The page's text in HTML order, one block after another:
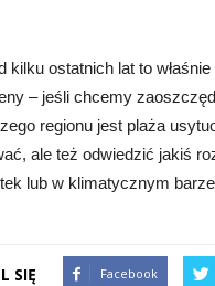
kilku ostatnich lat to
– jeśli chcemy
regionu jest plaża
ale też odwiedzić jakiś
lub w klimatycznym
SIĘ Facebook